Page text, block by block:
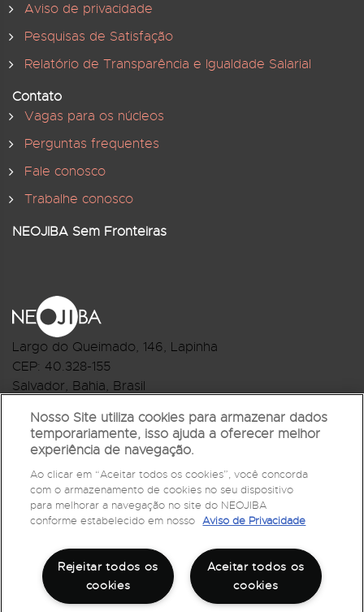
Aviso de privacidade
Pesquisas de Satisfação
Relatório de Transparência e Igualdade Salarial
Contato
Vagas para os núcleos
Perguntas frequentes
Fale conosco
Trabalhe conosco
NEOJIBA Sem Fronteiras
Largo do Queimado, 146, Lapinha
CEP: 40.328-155
Salvador, Bahia, Brasil
R.Monte Castelo Nº 62, Bairro Barbalho
CEP: 40.301-210
Salvador, Bahia, Brasil
Telefone:(71) 3032-1073
Nosso Site utiliza cookies para armazenar dados
temporariamente, isso ajuda a oferecer melhor
experiência de navegação.
Ao clicar em “Aceitar todos os cookies”, você concorda
com o armazenamento de cookies no seu dispositivo
para melhorar a navegação no site do NEOJIBA
conforme estabelecido em nosso Aviso de Privacidade
Aceitar todos os
cookies
Rejeitar todos os
cookies